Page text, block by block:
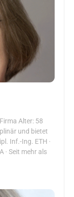
Alter: 58
und bietet
Inf.-Ing. ETH ·
· Seit mehr als